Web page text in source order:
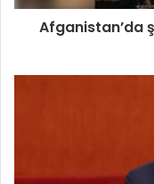
Afganistan’da